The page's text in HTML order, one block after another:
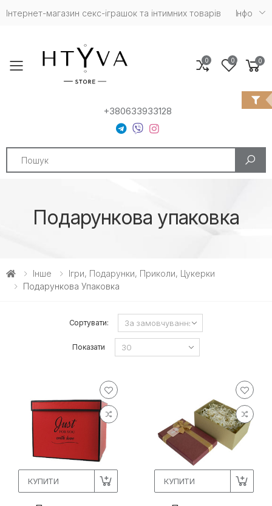
Інтернет-магазин cекс-іграшок та інтимних товарів Iнфо
Toggle mobile menu
+380633933128
Search
0 0 0
Подарункова упаковка
Інше
Ігри, Подарунки, Приколи, Цукерки
Подарункова Упаковка
Сортувати:
Показати
КУПИТИ КУПИТИ